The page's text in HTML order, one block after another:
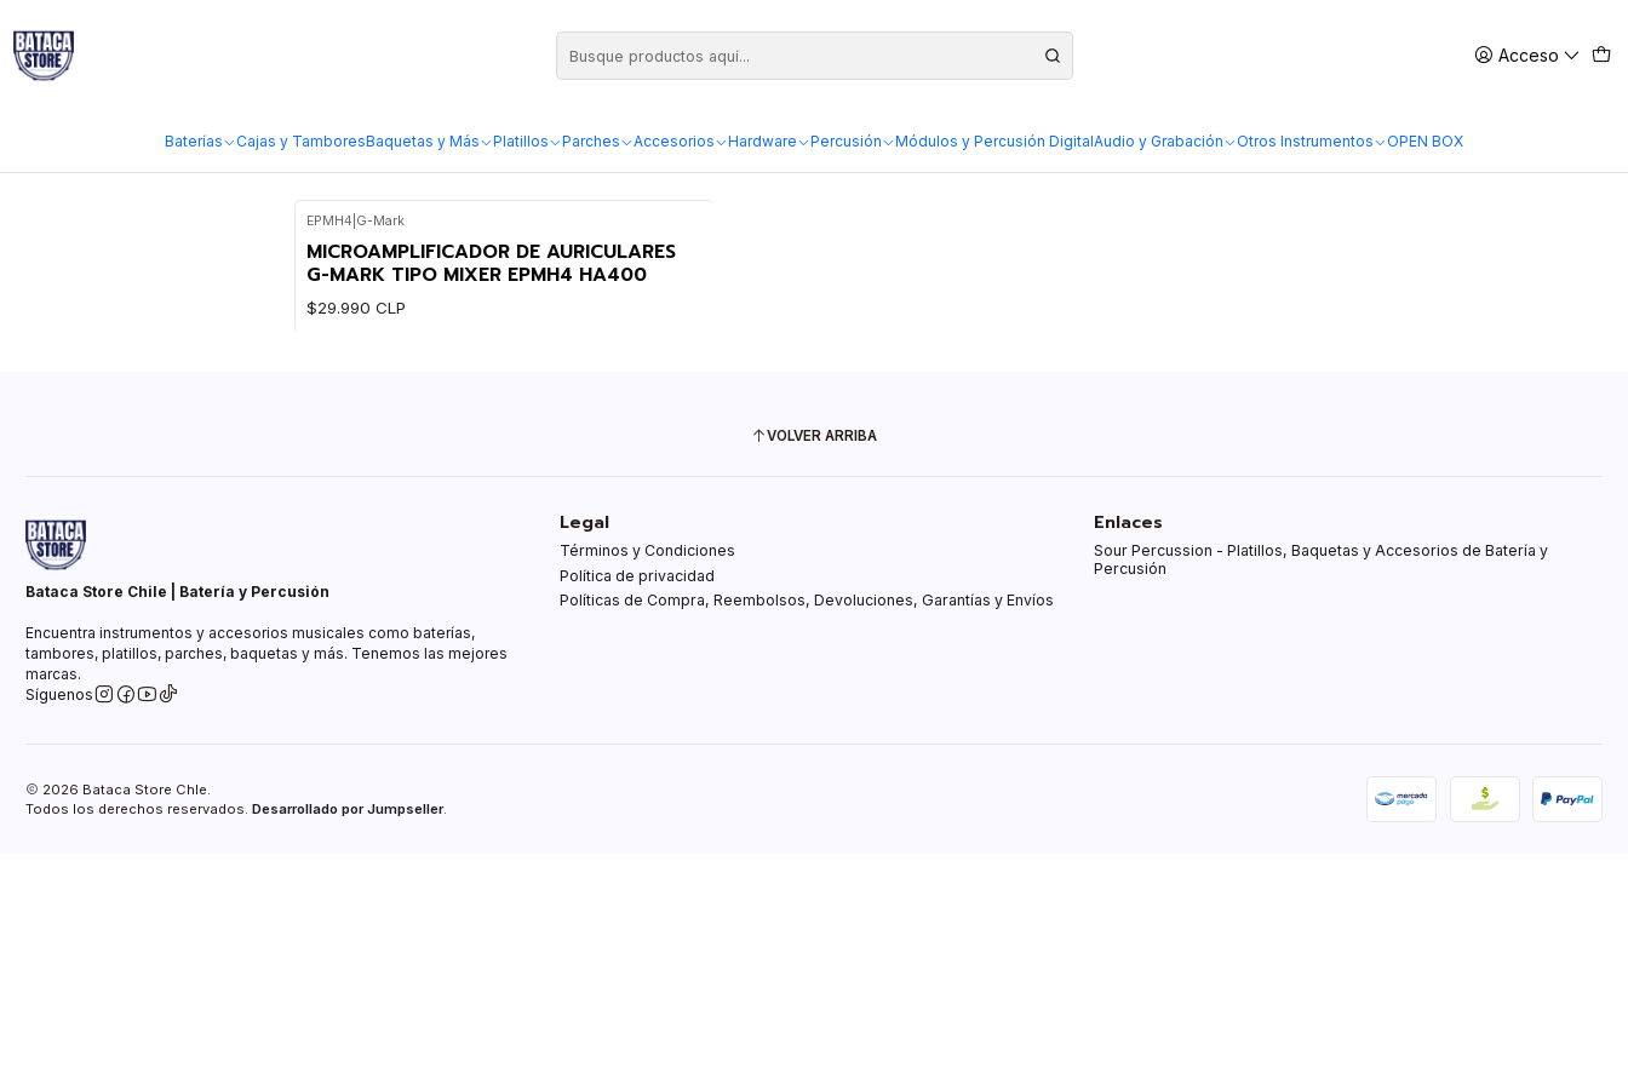
Acceso
Baterías Cajas y TamboresBaquetas y Más Platillos Parches Accesorios Hardware Percusión Módulos y Percusión DigitalAudio y Grabación Otros Instrumentos OPEN BOX
EPMH4 G-Mark
MICROAMPLIFICADOR DE AURICULARES
G-MARK TIPO MIXER EPMH4 HA400
$29.990 CLP
VOLVER ARRIBA
Bataca Store Chile | Batería y Percusión
Encuentra instrumentos y accesorios musicales como baterías,
tambores, platillos, parches, baquetas y más. Tenemos las mejores
marcas.
Síguenos
Legal
Términos y Condiciones
Política de privacidad
Políticas de Compra, Reembolsos, Devoluciones, Garantías y Envíos
Enlaces
Sour Percussion - Platillos, Baquetas y Accesorios de Batería y
Percusión
2026 Bataca Store Chle.
Todos los derechos reservados. Desarrollado por Jumpseller.